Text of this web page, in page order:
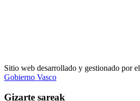
Sitio web desarrollado y gestionado por el
Gobierno Vasco
Gizarte sareak